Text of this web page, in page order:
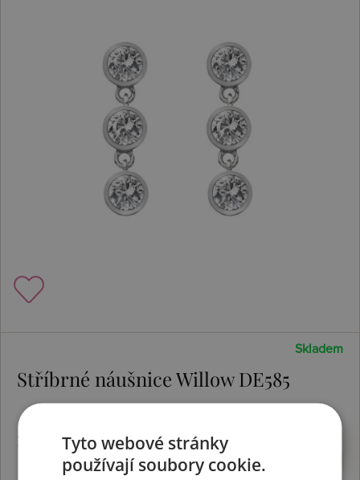
Skladem
Stříbrné náušnice Willow DE585
1966 KčTyto webové stránky
používají soubory cookie.